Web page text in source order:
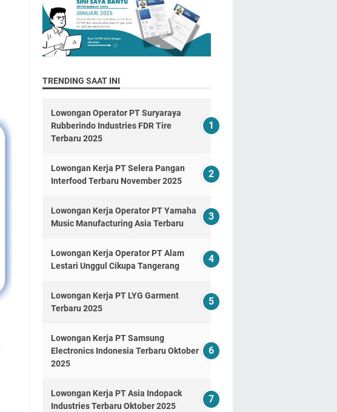
TRENDING SAAT INI
Lowongan Operator PT Suryaraya
Rubberindo Industries FDR Tire
Terbaru 2025
Lowongan Kerja PT Selera Pangan
Interfood Terbaru November 2025
Lowongan Kerja Operator PT Yamaha
Music Manufacturing Asia Terbaru
Lowongan Kerja Operator PT Alam
Lestari Unggul Cikupa Tangerang
Lowongan Kerja PT LYG Garment
Terbaru 2025
Lowongan Kerja PT Samsung
Electronics Indonesia Terbaru Oktober
2025
Lowongan Kerja PT Asia Indopack
Industries Terbaru Oktober 2025